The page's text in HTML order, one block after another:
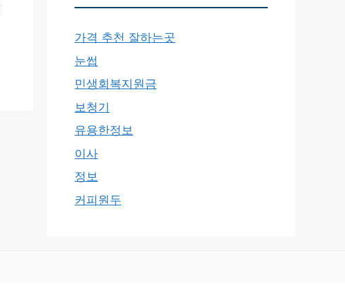
가격 추천 잘하는곳
눈썹
민생회복지원금
보청기
유용한정보
이사
정보
커피원두